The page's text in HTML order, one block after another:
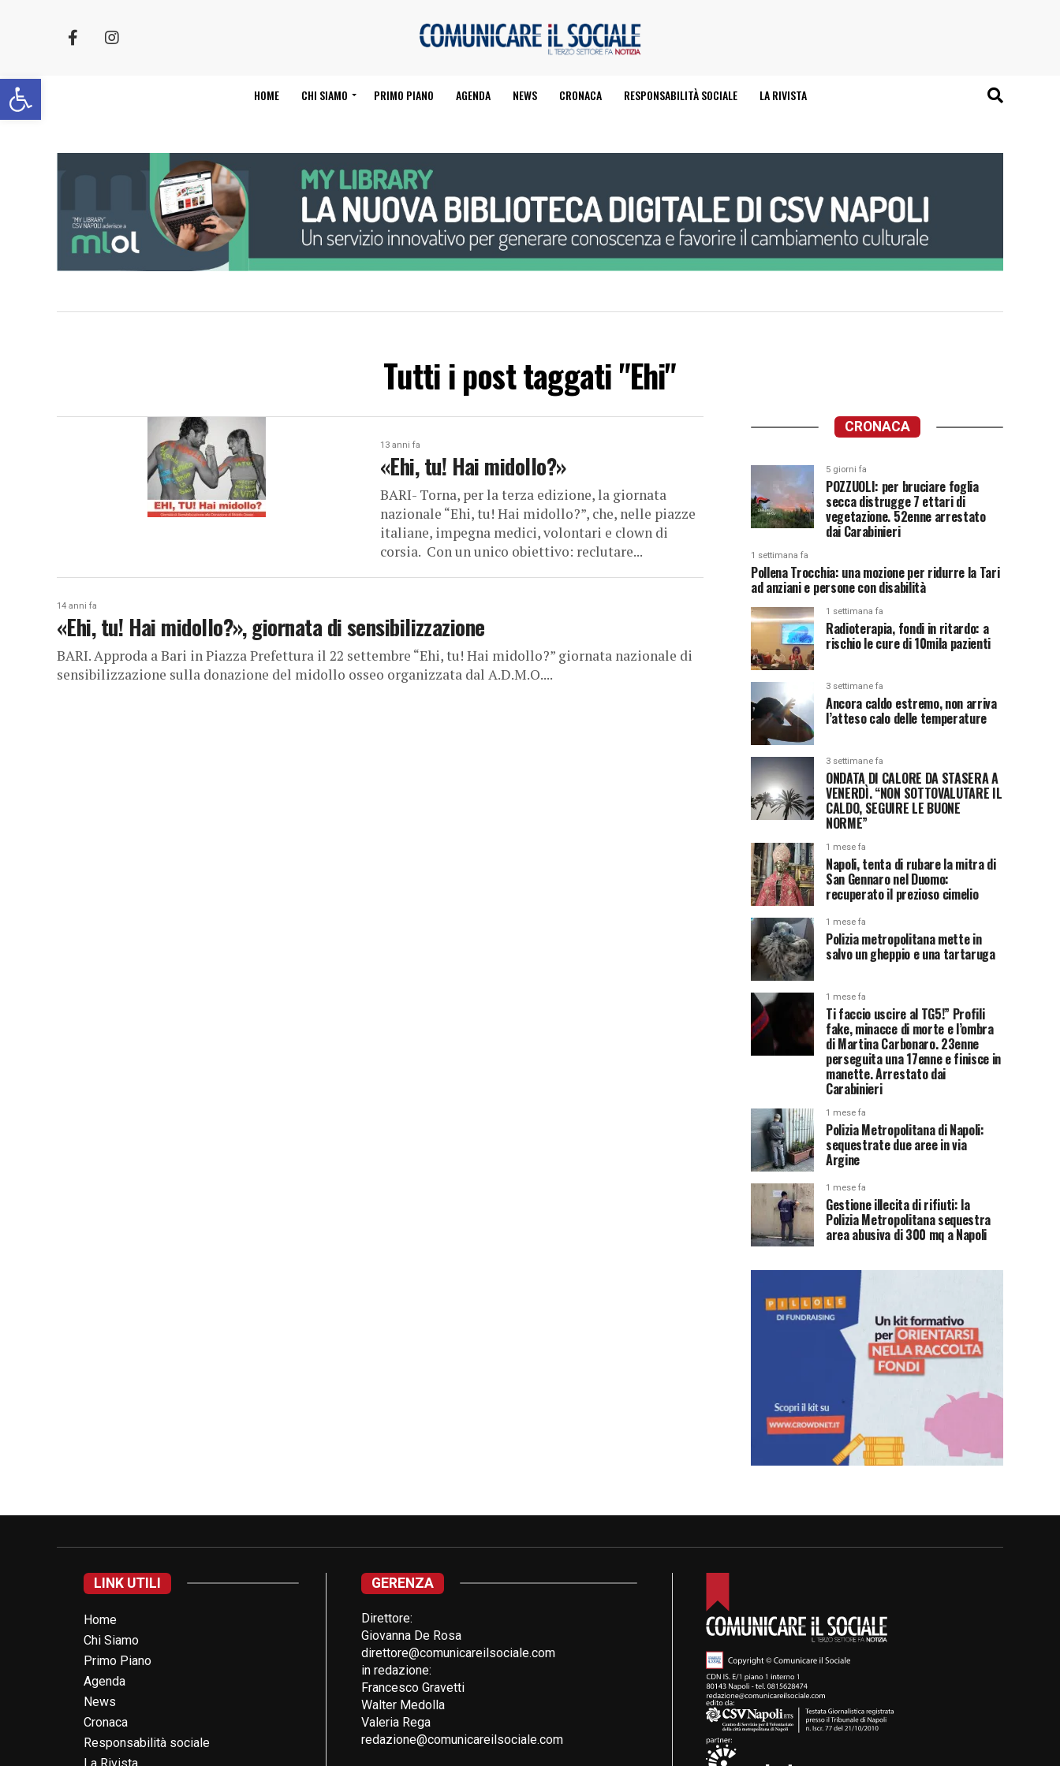
Apri la barra degli strumenti HOME CHI SIAMO PRIMO PIANO AGENDA NEWS CRONACA RESPONSABILITÀ SOCIALE LA RIVISTA
Tutti i post taggati "Ehi"
13 anni fa
«Ehi, tu! Hai midollo?»
BARI- Torna, per la terza edizione, la giornata
nazionale “Ehi, tu! Hai midollo?”, che, nelle piazze
italiane, impegna medici, volontari e clown di
corsia. Con un unico obiettivo: reclutare...
14 anni fa
«Ehi, tu! Hai midollo?», giornata di sensibilizzazione
BARI. Approda a Bari in Piazza Prefettura il 22 settembre “Ehi, tu! Hai midollo?” giornata nazionale di
sensibilizzazione sulla donazione del midollo osseo organizzata dal A.D.M.O....
CRONACA
5 giorni fa
POZZUOLI: per bruciare foglia
secca distrugge 7 ettari di
vegetazione. 52enne arrestato
dai Carabinieri
1 settimana fa
Pollena Trocchia: una mozione per ridurre la Tari
ad anziani e persone con disabilità
1 settimana fa
Radioterapia, fondi in ritardo: a
rischio le cure di 10mila pazienti
3 settimane fa
Ancora caldo estremo, non arriva
l’atteso calo delle temperature
3 settimane fa
ONDATA DI CALORE DA STASERA A
VENERDÌ. “NON SOTTOVALUTARE IL
CALDO, SEGUIRE LE BUONE
NORME”
1 mese fa
Napoli, tenta di rubare la mitra di
San Gennaro nel Duomo:
recuperato il prezioso cimelio
1 mese fa
Polizia metropolitana mette in
salvo un gheppio e una tartaruga
1 mese fa
Ti faccio uscire al TG5!” Profili
fake, minacce di morte e l’ombra
di Martina Carbonaro. 23enne
perseguita una 17enne e finisce in
manette. Arrestato dai
Carabinieri
1 mese fa
Polizia Metropolitana di Napoli:
sequestrate due aree in via
Argine
1 mese fa
Gestione illecita di rifiuti: la
Polizia Metropolitana sequestra
area abusiva di 300 mq a Napoli
LINK UTILI
Home
Chi Siamo
Primo Piano
Agenda
News
Cronaca
Responsabilità sociale
GERENZA
Direttore:
Giovanna De Rosa
direttore@comunicareilsociale.com
in redazione:
Francesco Gravetti
Walter Medolla
Valeria Rega
redazione@comunicareilsociale.com